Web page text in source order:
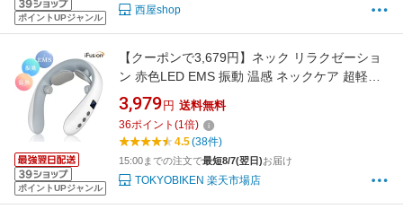
ポイントUPジャンル
西屋shop
ポイントUPジャンル
【クーポンで3,679円】ネック リラクゼーショ
ン 赤色LED EMS 振動 温感 ネックケア 超軽量
16段階強度調整 10つモード ネックヒーター コ
ードレス ※医療用 解消グッズ マッサージ ネッ
クマッサージャー マッサージ器ではありません
3,979 円 送料無料
36ポイント (1倍)
4.5(38件)
15:00までの注文で最短8/7(翌日)お届け
TOKYOBIKEN 楽天市場店